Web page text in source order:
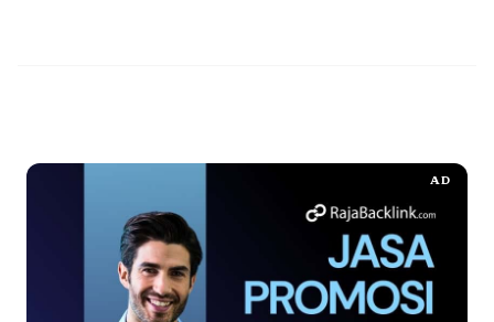
AD